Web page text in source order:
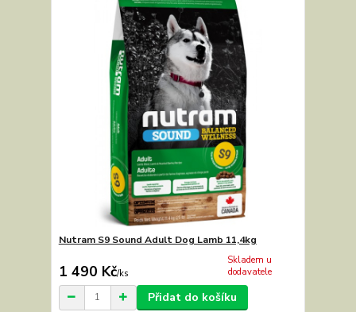
Nutram S9 Sound Adult Dog Lamb 11,4kg
1 490 Kč/ks
Skladem u
dodavatele
Přidat do košíku